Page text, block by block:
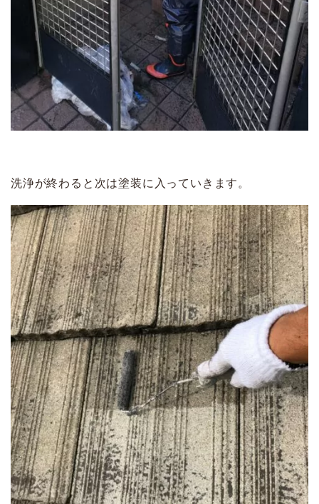
洗浄が終わると次は塗装に入っていきます。